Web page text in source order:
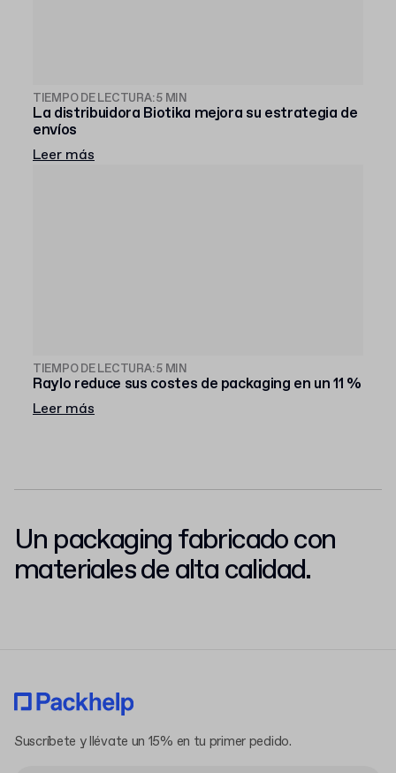
TIEMPO DE LECTURA: 5 MIN
La distribuidora Biotika mejora su estrategia de
envíos
Leer más
TIEMPO DE LECTURA: 5 MIN
Raylo reduce sus costes de packaging en un 11 %
Leer más
Un packaging fabricado con
materiales de alta calidad.
Suscríbete y llévate un 15% en tu primer pedido.